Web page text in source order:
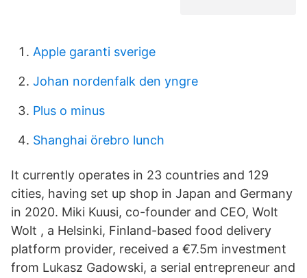
Apple garanti sverige
Johan nordenfalk den yngre
Plus o minus
Shanghai örebro lunch
It currently operates in 23 countries and 129
cities, having set up shop in Japan and Germany
in 2020. Miki Kuusi, co-founder and CEO, Wolt
Wolt , a Helsinki, Finland-based food delivery
platform provider, received a €7.5m investment
from Lukasz Gadowski, a serial entrepreneur and